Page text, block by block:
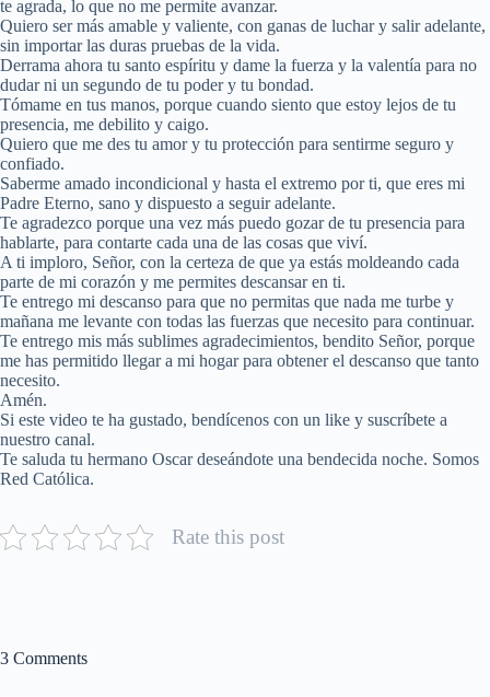
te agrada, lo que no me permite avanzar.
Quiero ser más amable y valiente, con ganas de luchar y salir adelante,
sin importar las duras pruebas de la vida.
Derrama ahora tu santo espíritu y dame la fuerza y la valentía para no
dudar ni un segundo de tu poder y tu bondad.
Tómame en tus manos, porque cuando siento que estoy lejos de tu
presencia, me debilito y caigo.
Quiero que me des tu amor y tu protección para sentirme seguro y
confiado.
Saberme amado incondicional y hasta el extremo por ti, que eres mi
Padre Eterno, sano y dispuesto a seguir adelante.
Te agradezco porque una vez más puedo gozar de tu presencia para
hablarte, para contarte cada una de las cosas que viví.
A ti imploro, Señor, con la certeza de que ya estás moldeando cada
parte de mi corazón y me permites descansar en ti.
Te entrego mi descanso para que no permitas que nada me turbe y
mañana me levante con todas las fuerzas que necesito para continuar.
Te entrego mis más sublimes agradecimientos, bendito Señor, porque
me has permitido llegar a mi hogar para obtener el descanso que tanto
necesito.
Amén.
Si este video te ha gustado, bendícenos con un like y suscríbete a
nuestro canal.
Te saluda tu hermano Oscar deseándote una bendecida noche. Somos
Red Católica.
Rate this post
3 Comments